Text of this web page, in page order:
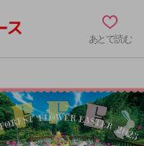
あとで読む